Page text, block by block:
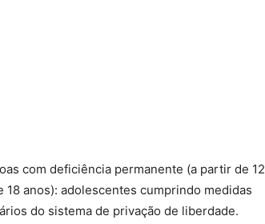
com deficiência permanente (a partir de 12
anos): adolescentes cumprindo medidas
do sistema de privação de liberdade.